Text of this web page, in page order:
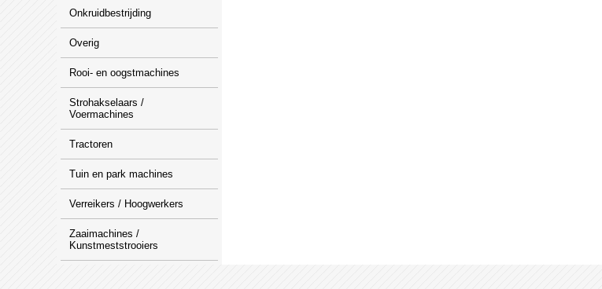
Onkruidbestrijding
Overig
Rooi- en oogstmachines
Strohakselaars /
Voermachines
Tractoren
Tuin en park machines
Verreikers / Hoogwerkers
Zaaimachines /
Kunstmeststrooiers